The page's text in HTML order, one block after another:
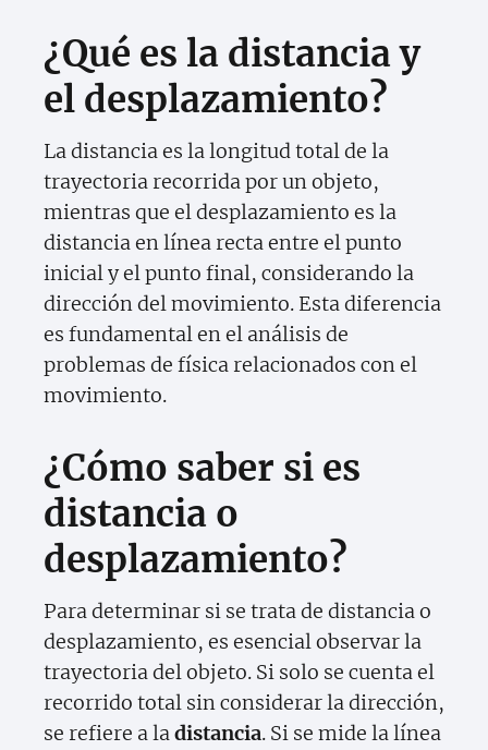
¿Qué es la distancia y
el desplazamiento?
La distancia es la longitud total de la
trayectoria recorrida por un objeto,
mientras que el desplazamiento es la
distancia en línea recta entre el punto
inicial y el punto final, considerando la
dirección del movimiento. Esta diferencia
es fundamental en el análisis de
problemas de física relacionados con el
movimiento.
¿Cómo saber si es
distancia o
desplazamiento?
Para determinar si se trata de distancia o
desplazamiento, es esencial observar la
trayectoria del objeto. Si solo se cuenta el
recorrido total sin considerar la dirección,
se refiere a ladistancia. Si se mide la línea